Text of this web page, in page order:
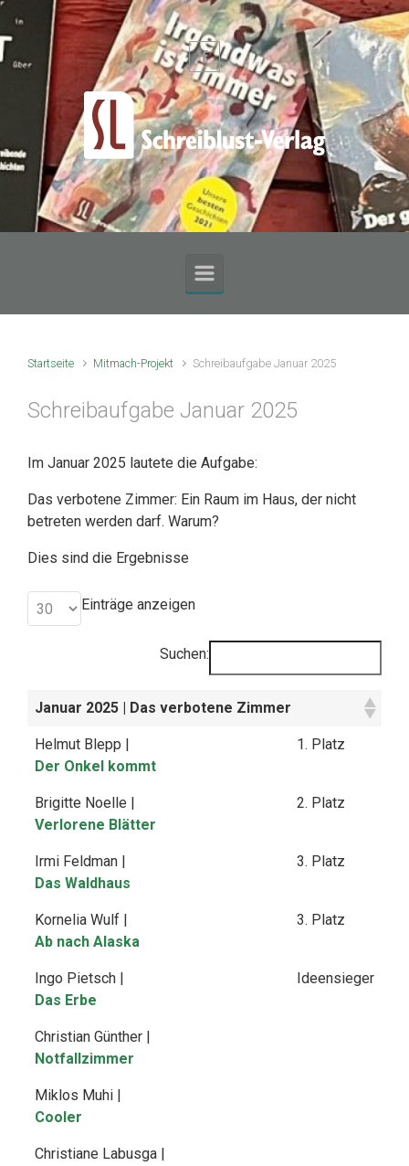
Zum Hauptinhalt springen
Startseite Mitmach-Projekt Schreibaufgabe Januar 2025
Schreibaufgabe Januar 2025
Im Januar 2025 lautete die Aufgabe:
Das verbotene Zimmer: Ein Raum im Haus, der nicht
betreten werden darf. Warum?
Dies sind die Ergebnisse
Einträge anzeigen
Suchen:
Januar 2025 | Das verbotene Zimmer
Helmut Blepp |
Der Onkel kommt
1. Platz
Brigitte Noelle |
Verlorene Blätter
2. Platz
Irmi Feldman |
Das Waldhaus
3. Platz
Kornelia Wulf |
Ab nach Alaska
3. Platz
Ingo Pietsch |
Das Erbe
Ideensieger
Christian Günther |
Notfallzimmer
Miklos Muhi |
Cooler
Christiane Labusga |